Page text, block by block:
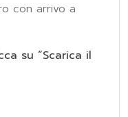
con arrivo a
su “Scarica il